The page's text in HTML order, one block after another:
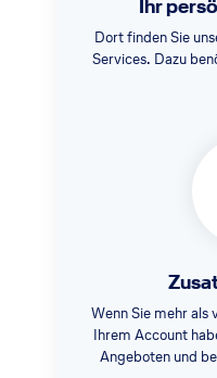
Ihr
Dort finden Sie
Services. Dazu
Wenn Sie mehr als
Ihrem Account
Angeboten und